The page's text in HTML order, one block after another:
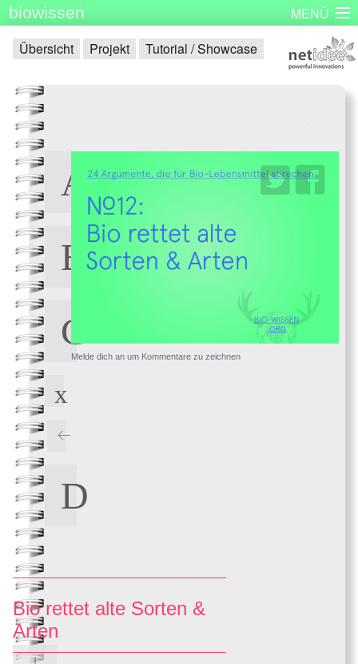
biowissen MENÜ
Startseite Skizzenbücher Plakatserie Dinge
Impressum
Übersicht Projekt Tutorial / Showcase
Melde dich an um Kommentare zu zeichnen
Bio rettet alte Sorten &
Arten